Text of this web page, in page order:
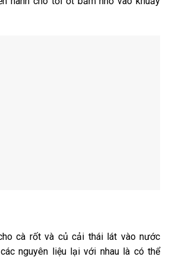
cà rốt và củ cải thái lát vào nước
nguyên liệu lại với nhau là có thể